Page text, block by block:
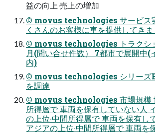
益の向上 売上の増加
© movus technologies サービス
くさんのお客様に⾞を提供してきま
© movus technologies トラクシ
⽉(問い合せ件数） 7都市で展開中(
内)
© movus technologies シリーズ
を調達
© movus technologies 市場規模
所得層で ⾞両を保有していない⼈
の上位‧中間所得層で ⾞両を保有し
アジアの上位‧中間所得層で ⾞両を